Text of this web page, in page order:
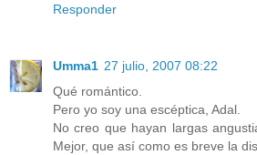
Responder
Umma1 27 julio, 2007 08:22
Qué romántico.
Pero yo soy una escéptica, Adal.
No creo que hayan largas
Mejor, que así como es breve la